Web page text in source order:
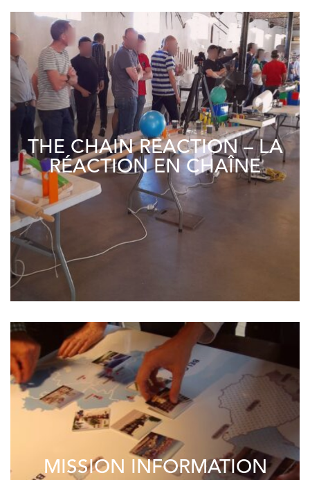
THE CHAIN REACTION – LA
RÉACTION EN CHAÎNE
MISSION INFORMATION